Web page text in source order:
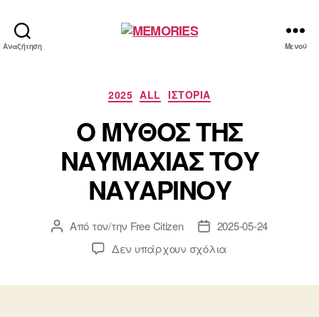
Αναζήτηση Μενού
Κατηγορίες
2025 ALL ΙΣΤΟΡΙΑ
Ο ΜΥΘΟΣ ΤΗΣ
ΝΑΥΜΑΧΙΑΣ ΤΟΥ
ΝΑΥΑΡΙΝΟΥ
Συντάκτης
άρθρου
Από τον/την Free Citizen
Ημ.
δημοσίευσης
2025-05-24
Δεν υπάρχουν σχόλια